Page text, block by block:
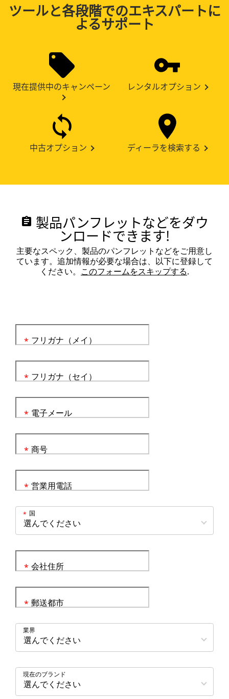
ツールと各段階でのエキスパートに
よるサポート
現在提供中のキャンペーン レンタルオプション
中古オプション ディーラを検索する
assignment 製品パンフレットなどをダウ
ンロードできます!
主要なスペック、製品のパンフレットなどをご用意し
ています。追加情報が必要な場合は、以下に登録して
ください。 このフォームをスキップする.
フリガナ（メイ）
*
フリガナ（セイ）
*
電子メール
*
商号
*
営業用電話
*
国
*
会社住所
*
郵送都市
*
業界
現在のブランド